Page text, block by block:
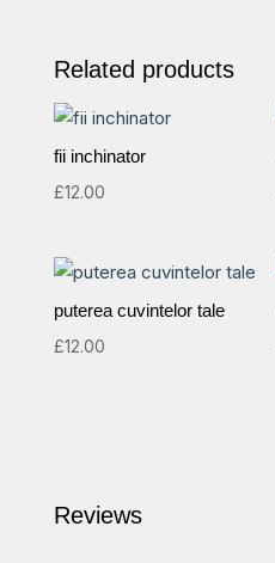
asupra
vieții
quantity
Related products
fii inchinator
£12.00
puterea cuvintelor tale
£12.00
Reviews